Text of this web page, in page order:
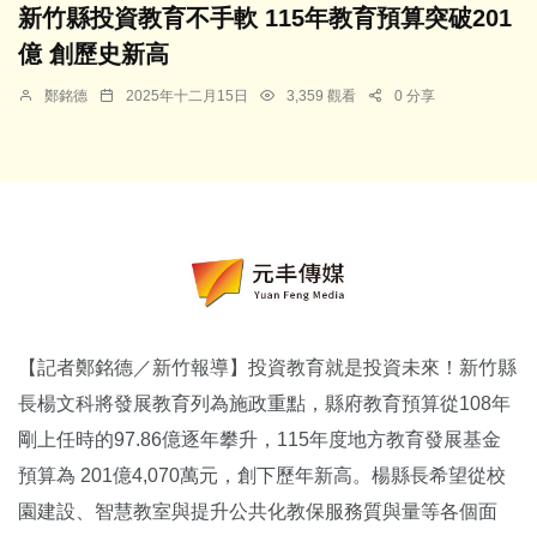
新竹縣投資教育不手軟 115年教育預算突破201
億 創歷史新高
鄭銘德 2025年十二月15日 3,359 觀看 0 分享
【記者鄭銘德／新竹報導】投資教育就是投資未來！新竹縣
長楊文科將發展教育列為施政重點，縣府教育預算從108年
剛上任時的97.86億逐年攀升，115年度地方教育發展基金
預算為 201億4,070萬元，創下歷年新高。楊縣長希望從校
園建設、智慧教室與提升公共化教保服務質與量等各個面